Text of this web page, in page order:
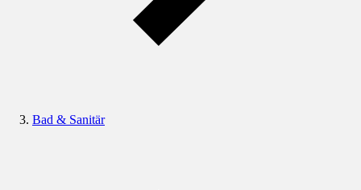
Bad & Sanitär